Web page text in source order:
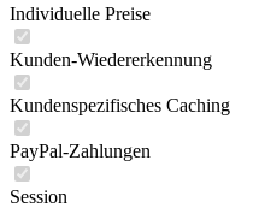
Individuelle Preise
Kunden-Wiedererkennung
Kundenspezifisches Caching
PayPal-Zahlungen
Session